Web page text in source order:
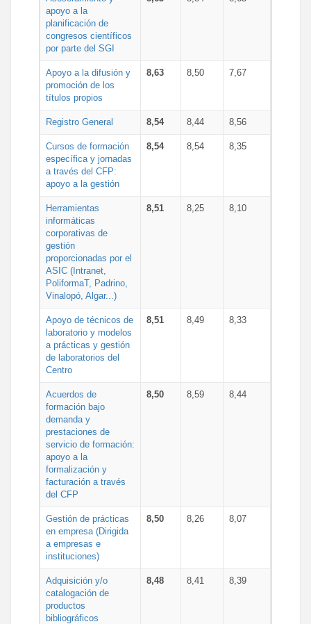
apoyo a la
planificación de
congresos científicos
por parte del SGI
Apoyo a la difusión y
promoción de los
títulos propios
8,63 8,50 7,67
Registro General 8,54 8,44 8,56
Cursos de formación
específica y jornadas
a través del CFP:
apoyo a la gestión
8,54 8,54 8,35
Herramientas
informáticas
corporativas de
gestión
proporcionadas por el
ASIC (Intranet,
PoliformaT, Padrino,
Vinalopó, Algar...)
8,51 8,25 8,10
Apoyo de técnicos de
laboratorio y modelos
a prácticas y gestión
de laboratorios del
Centro
8,51 8,49 8,33
Acuerdos de
formación bajo
demanda y
prestaciones de
servicio de formación:
apoyo a la
formalización y
facturación a través
del CFP
8,50 8,59 8,44
Gestión de prácticas
en empresa (Dirigida
a empresas e
instituciones)
8,50 8,26 8,07
Adquisición y/o
catalogación de
productos
bibliográficos
8,48 8,41 8,39